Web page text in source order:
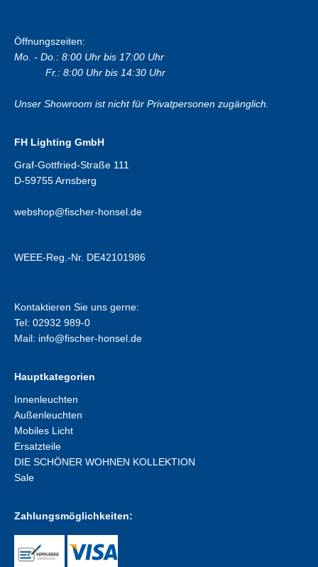
Öffnungszeiten:
Mo. - Do.: 8:00 Uhr bis 17:00 Uhr
Fr.: 8:00 Uhr bis 14:30 Uhr
Unser Showroom ist nicht für Privatpersonen zugänglich.
FH Lighting GmbH
Graf-Gottfried-Straße 111
D-59755 Arnsberg
webshop@fischer-honsel.de
WEEE-Reg.-Nr. DE42101986
Kontaktieren Sie uns gerne:
Tel: 02932 989-0
Mail: info@fischer-honsel.de
Hauptkategorien
Innenleuchten
Außenleuchten
Mobiles Licht
Ersatzteile
DIE SCHÖNER WOHNEN KOLLEKTION
Sale
Zahlungsmöglichkeiten: